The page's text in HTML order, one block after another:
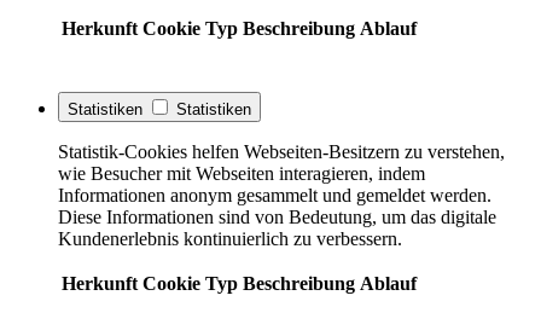
Herkunft Cookie Typ Beschreibung Ablauf
Statistiken Statistiken
Statistik-Cookies helfen Webseiten-Besitzern zu verstehen,
wie Besucher mit Webseiten interagieren, indem
Informationen anonym gesammelt und gemeldet werden.
Diese Informationen sind von Bedeutung, um das digitale
Kundenerlebnis kontinuierlich zu verbessern.
Herkunft Cookie Typ Beschreibung Ablauf